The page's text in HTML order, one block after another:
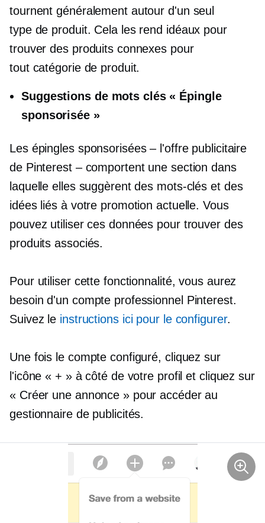
tournent généralement autour d'un seul
type de produit. Cela les rend idéaux pour
trouver des produits connexes pour
tout catégorie de produit.
Suggestions de mots clés « Épingle
sponsorisée »
Les épingles sponsorisées – l'offre publicitaire
de Pinterest – comportent une section dans
laquelle elles suggèrent des mots-clés et des
idées liés à votre promotion actuelle. Vous
pouvez utiliser ces données pour trouver des
produits associés.
Pour utiliser cette fonctionnalité, vous aurez
besoin d'un compte professionnel Pinterest.
Suivez le instructions ici pour le configurer.
Une fois le compte configuré, cliquez sur
l'icône « + » à côté de votre profil et cliquez sur
« Créer une annonce » pour accéder au
gestionnaire de publicités.